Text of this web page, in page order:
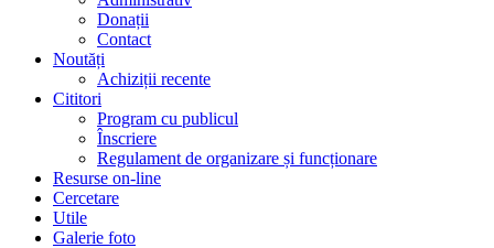
Donații
Contact
Noutăți
Achiziții recente
Cititori
Program cu publicul
Înscriere
Regulament de organizare și funcționare
Resurse on-line
Cercetare
Utile
Galerie foto